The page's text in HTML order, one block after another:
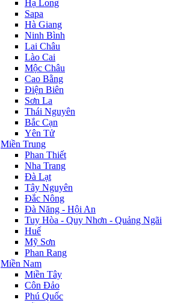
Hạ Long
Sapa
Hà Giang
Ninh Bình
Lai Châu
Lào Cai
Mộc Châu
Cao Bằng
Điện Biên
Sơn La
Thái Nguyên
Bắc Cạn
Yên Tử
Miền Trung
Phan Thiết
Nha Trang
Đà Lạt
Tây Nguyên
Đắc Nông
Đà Năng - Hội An
Tuy Hòa - Quy Nhơn - Quảng Ngãi
Huế
Mỹ Sơn
Phan Rang
Miền Nam
Miền Tây
Côn Đảo
Phú Quốc